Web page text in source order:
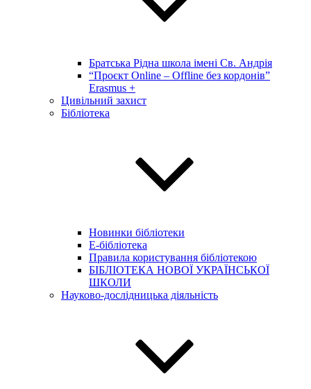
Братська Рідна школа імені Св. Андрія
“Проєкт Online – Offline без кордонів”
Erasmus +
Цивільний захист
Бібліотека
Новинки бібліотеки
E-бібліотека
Правила користування бібліотекою
БІБЛІОТЕКА НОВОЇ УКРАЇНСЬКОЇ
ШКОЛИ
Науково-дослідницька діяльність